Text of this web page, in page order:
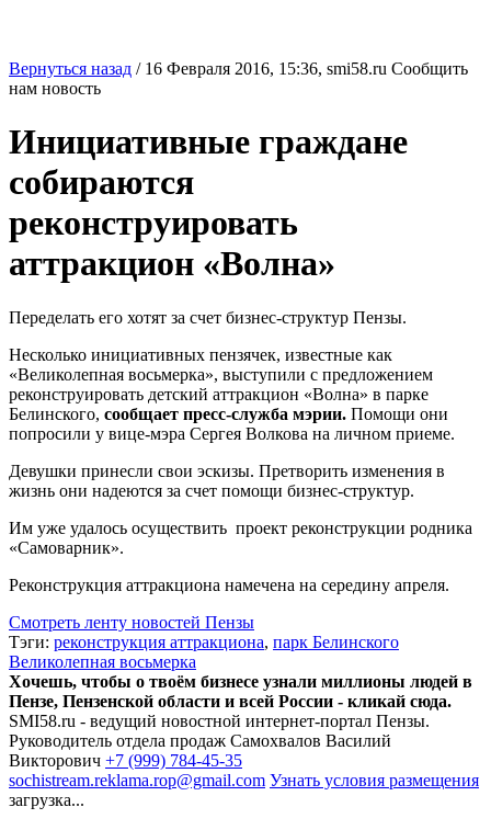
Вернуться назад / 16 Февраля 2016, 15:36, smi58.ru Сообщить
нам новость
Инициативные граждане
собираются
реконструировать
аттракцион «Волна»
Переделать его хотят за счет бизнес-структур Пензы.
Несколько инициативных пензячек, известные как
«Великолепная восьмерка», выступили с предложением
реконструировать детский аттракцион «Волна» в парке
Белинского, сообщает пресс-служба мэрии. Помощи они
попросили у вице-мэра Сергея Волкова на личном приеме.
Девушки принесли свои эскизы. Претворить изменения в
жизнь они надеются за счет помощи бизнес-структур.
Им уже удалось осуществить проект реконструкции родника
«Самоварник».
Реконструкция аттракциона намечена на середину апреля.
Смотреть ленту новостей Пензы
Тэги: реконструкция аттракциона, парк Белинского
Великолепная восьмерка
Хочешь, чтобы о твоём бизнесе узнали миллионы людей в
Пензе, Пензенской области и всей России - кликай сюда.
SMI58.ru - ведущий новостной интернет-портал Пензы.
Руководитель отдела продаж Самохвалов Василий
Викторович +7 (999) 784-45-35
sochistream.reklama.rop@gmail.com Узнать условия размещения
загрузка...